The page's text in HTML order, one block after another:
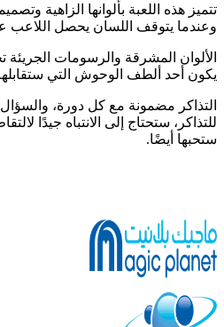
تتميز هذه اللعبة بألوانها الزاهية
وعندما يتوقف اللسان يحصل اللاعب
الألوان المشرقة والرسومات
يكون أحد ألطف الوحوش التي
للتذاكر، ستحتاج إلى الانتباه جيدًا
ستحبها أيضًا.